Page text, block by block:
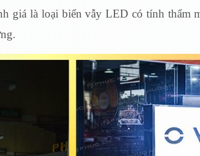
giá là loại biển vẫy LED có tính thẩm